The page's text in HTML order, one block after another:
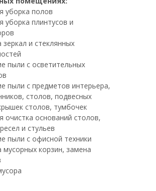
уборка полов
уборка плинтусов и
зеркал и стеклянных
пыли с осветительных
пыли с предметов интерьера,
столов, подвесных
столов, тумбочек
очистка оснований столов,
и стульев
пыли с офисной техники
мусорных корзин, замена